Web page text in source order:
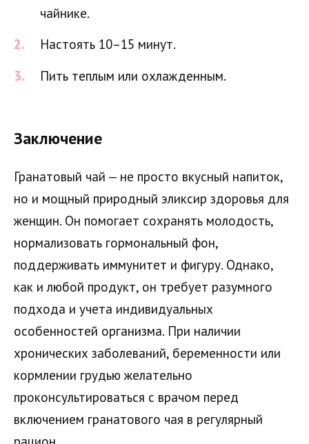
чайнике.
Настоять 10–15 минут.
Пить теплым или охлажденным.
Заключение
Гранатовый чай — не просто вкусный напиток,
но и мощный природный эликсир здоровья для
женщин. Он помогает сохранять молодость,
нормализовать гормональный фон,
поддерживать иммунитет и фигуру. Однако,
как и любой продукт, он требует разумного
подхода и учета индивидуальных
особенностей организма. При наличии
хронических заболеваний, беременности или
кормлении грудью желательно
проконсультироваться с врачом перед
включением гранатового чая в регулярный